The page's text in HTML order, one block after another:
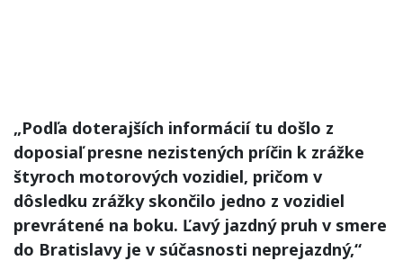
„Podľa doterajších informácií tu došlo z
doposiaľ presne nezistených príčin k zrážke
štyroch motorových vozidiel, pričom v
dôsledku zrážky skončilo jedno z vozidiel
prevrátené na boku. Ľavý jazdný pruh v smere
do Bratislavy je v súčasnosti neprejazdný,“